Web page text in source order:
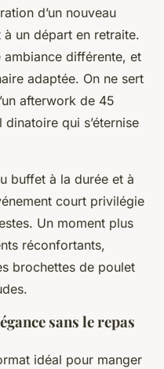
d’un nouveau
un départ en retraite.
ambiance différente, et
adaptée. On ne sert
afterwork de 45
qui s’éternise
buffet à la durée et à
court privilégie
Un moment plus
réconfortants,
brochettes de poulet
sans le repas
idéal pour manger